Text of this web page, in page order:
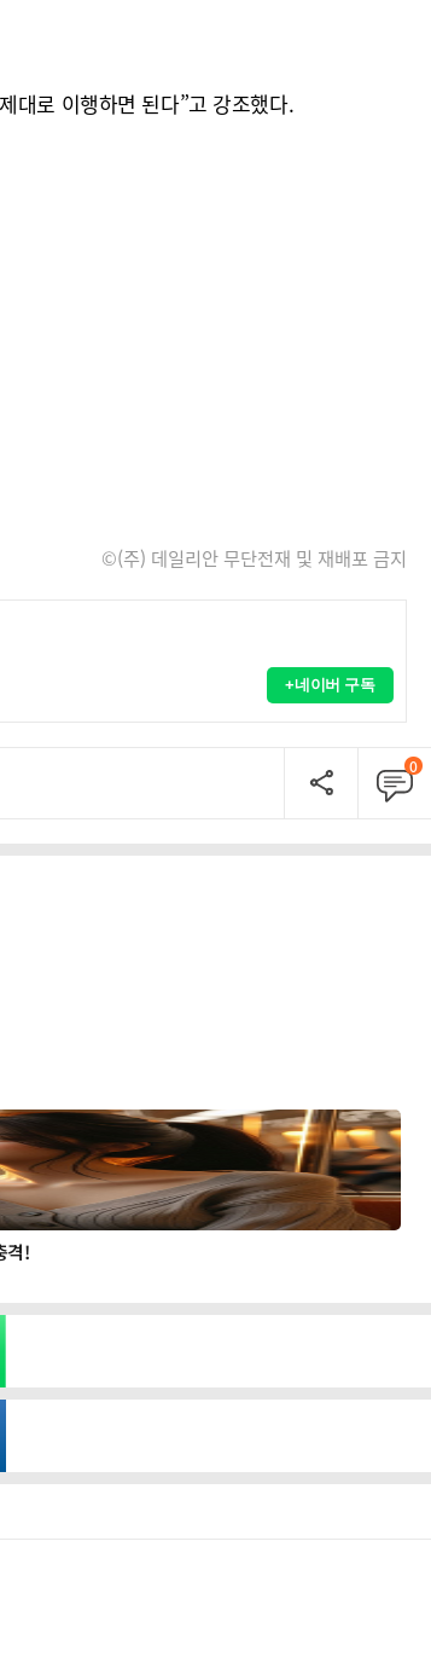
대로 이행하면 된다”고 강조했다.
©(주) 데일리안 무단전재 및 재배포 금지
+네이버 구독
0